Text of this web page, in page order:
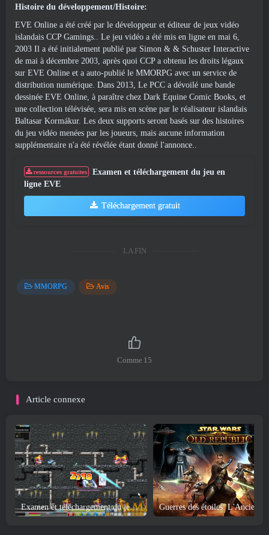
Histoire du développement/Histoire:
EVE Online a été créé par le développeur et éditeur de jeux vidéo
islandais CCP Gamings.. Le jeu vidéo a été mis en ligne en mai 6,
2003 Il a été initialement publié par Simon & & Schuster Interactive
de mai à décembre 2003, après quoi CCP a obtenu les droits légaux
sur EVE Online et a auto-publié le MMORPG avec un service de
distribution numérique. Dans 2013, Le PCC a dévoilé une bande
dessinée EVE Online, à paraître chez Dark Equine Comic Books, et
une collection télévisée, sera mis en scène par le réalisateur islandais
Baltasar Kormákur. Les deux supports seront basés sur des histoires
du jeu vidéo menées par les joueurs, mais aucune information
supplémentaire n'a été révélée étant donné l'annonce..
ressources gratuites
Examen et téléchargement du jeu en
ligne EVE
Téléchargement gratuit
LA FIN
MMORPG Avis
Comme 15
Article connexe
Examen et téléchargement du jeu MapleStory